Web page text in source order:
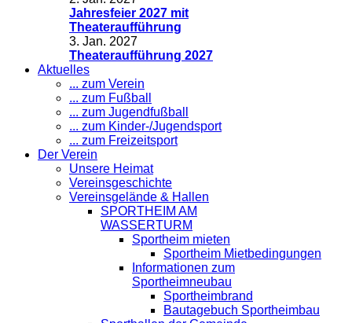
Jahresfeier 2027 mit
Theateraufführung
3. Jan. 2027
Theateraufführung 2027
Aktuelles
... zum Verein
... zum Fußball
... zum Jugendfußball
... zum Kinder-/Jugendsport
... zum Freizeitsport
Der Verein
Unsere Heimat
Vereinsgeschichte
Vereinsgelände & Hallen
SPORTHEIM AM
WASSERTURM
Sportheim mieten
Sportheim Mietbedingungen
Informationen zum
Sportheimneubau
Sportheimbrand
Bautagebuch Sportheimbau